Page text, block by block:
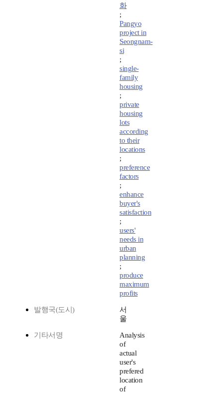
화
;
Pangyo
project in
Seongnam-
si
;
single-
family
housing
;
private
housing
lots
according
to their
locations
;
preference
factors
;
enhance
buyer's
satisfaction
;
users'
needs in
urban
planning
;
produce
maximum
profits
발행국(도시)
서
울
기타서명
Analysis
of
actual
user's
prefered
location
of